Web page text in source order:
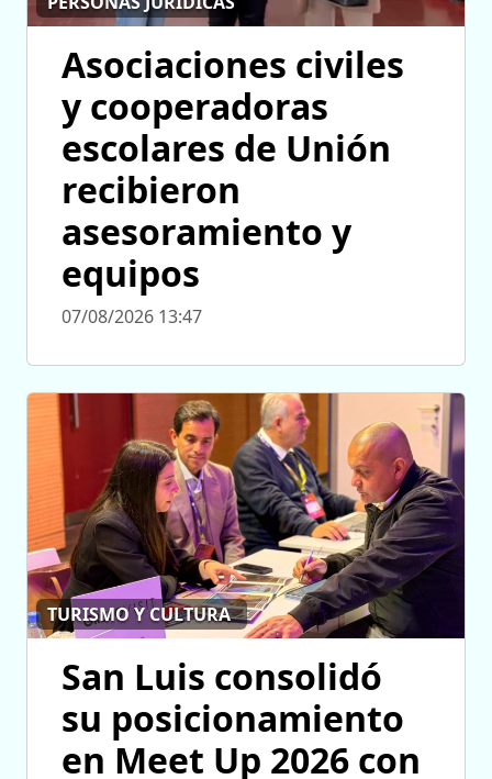
Asociaciones civiles
y cooperadoras
escolares de Unión
recibieron
asesoramiento y
equipos
07/08/2026 13:47
TURISMO Y CULTURA
San Luis consolidó
su posicionamiento
en Meet Up 2026 con